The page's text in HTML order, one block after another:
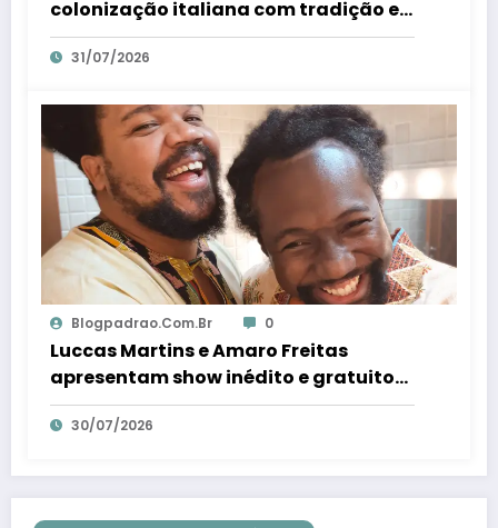
colonização italiana com tradição e
trambolhão da polenta – Em Dia ES
31/07/2026
Blogpadrao.com.br 0
Luccas Martins e Amaro Freitas
apresentam show inédito e gratuito
em Conceição da Barra – Em Dia ES
30/07/2026